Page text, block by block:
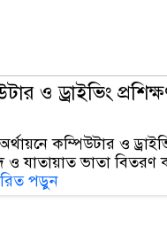
ও ড্রাইভিং
কম্পিউটার ও
ও যাতায়াত ভাতা বিতরণ
পড়ুন